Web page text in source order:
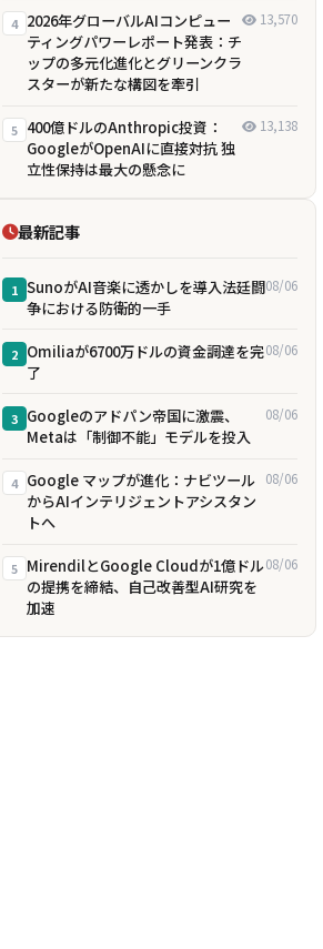
4 2026年グローバルAIコンピュー
ティングパワーレポート発表：チ
ップの多元化進化とグリーンクラ
スターが新たな構図を牽引
13,570
5 400億ドルのAnthropic投資：
GoogleがOpenAIに直接対抗 独
立性保持は最大の懸念に
13,138
最新記事
1 SunoがAI音楽に透かしを導入――法廷闘
争における防衛的一手
08/06
2 Omiliaが6700万ドルの資金調達を完
了
08/06
3 Googleのアドパン帝国に激震、
Metaは「制御不能」モデルを投入
08/06
4 Google マップが進化：ナビツール
からAIインテリジェントアシスタン
トへ
08/06
5 MirendilとGoogle Cloudが1億ドル
の提携を締結、自己改善型AI研究を
加速
08/06